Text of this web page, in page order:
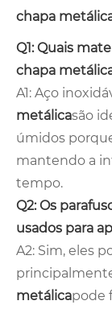
chapa
Q1: Quais
chapa
A1: Aço
metálicasão
úmidos
mantendo a
tempo.
Q2: Os
usados ​​para
A2: Sim, eles
metálicapode